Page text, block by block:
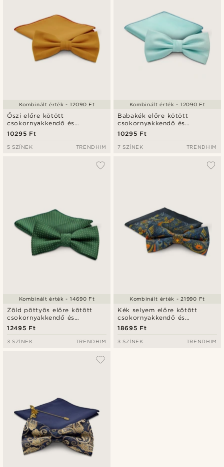
Őszi előre kötött
csokornyakkendő és
díszzsebkendő szett
10295 Ft
Kombinált érték - 12090 Ft
5 SZÍNEK TRENDHIM
Babakék előre kötött
csokornyakkendő és
díszzsebkendő szett
10295 Ft
Kombinált érték - 12090 Ft
7 SZÍNEK TRENDHIM
Zöld pöttyös előre kötött
csokornyakkendő és
díszzsebkendő szett
12495 Ft
Kombinált érték - 14690 Ft
3 SZÍNEK TRENDHIM
Kék selyem előre kötött
csokornyakkendő és
díszzsebkendő szett
18695 Ft
Kombinált érték - 21990 Ft
3 SZÍNEK TRENDHIM